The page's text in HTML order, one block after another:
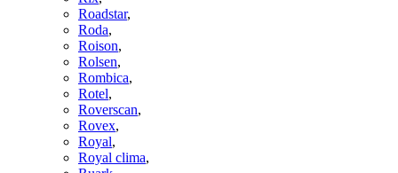
Roadstar,
Roda,
Roison,
Rolsen,
Rombica,
Rotel,
Roverscan,
Rovex,
Royal,
Royal clima,